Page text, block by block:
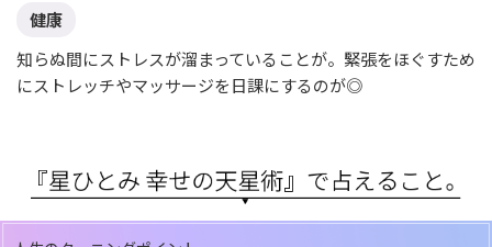
健康
知らぬ間にストレスが溜まっていることが。緊張をほぐすため
にストレッチやマッサージを日課にするのが◎